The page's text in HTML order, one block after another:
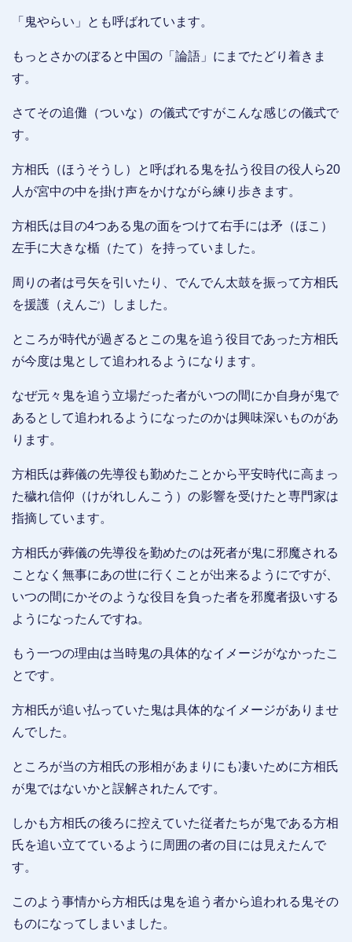
「鬼やらい」とも呼ばれています。
もっとさかのぼると中国の「論語」にまでたどり着きま
す。
さてその追儺（ついな）の儀式ですがこんな感じの儀式で
す。
方相氏（ほうそうし）と呼ばれる鬼を払う役目の役人ら20
人が宮中の中を掛け声をかけながら練り歩きます。
方相氏は目の4つある鬼の面をつけて右手には矛（ほこ）
左手に大きな楯（たて）を持っていました。
周りの者は弓矢を引いたり、でんでん太鼓を振って方相氏
を援護（えんご）しました。
ところが時代が過ぎるとこの鬼を追う役目であった方相氏
が今度は鬼として追われるようになります。
なぜ元々鬼を追う立場だった者がいつの間にか自身が鬼で
あるとして追われるようになったのかは興味深いものがあ
ります。
方相氏は葬儀の先導役も勤めたことから平安時代に高まっ
た穢れ信仰（けがれしんこう）の影響を受けたと専門家は
指摘しています。
方相氏が葬儀の先導役を勤めたのは死者が鬼に邪魔される
ことなく無事にあの世に行くことが出来るようにですが、
いつの間にかそのような役目を負った者を邪魔者扱いする
ようになったんですね。
もう一つの理由は当時鬼の具体的なイメージがなかったこ
とです。
方相氏が追い払っていた鬼は具体的なイメージがありませ
んでした。
ところが当の方相氏の形相があまりにも凄いために方相氏
が鬼ではないかと誤解されたんです。
しかも方相氏の後ろに控えていた従者たちが鬼である方相
氏を追い立てているように周囲の者の目には見えたんで
す。
このよう事情から方相氏は鬼を追う者から追われる鬼その
ものになってしまいました。